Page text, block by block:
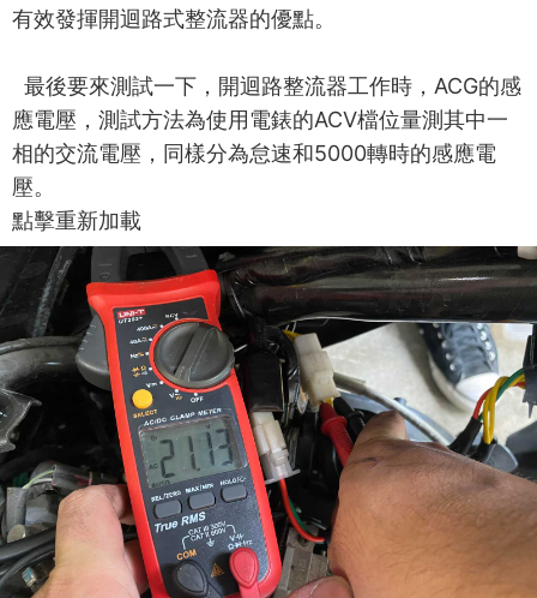
有效發揮開迴路式整流器的優點。
最後要來測試一下，開迴路整流器工作時， ACG的感
應電壓，測試方法為使用電錶的ACV檔位量測其中一
相的交流電壓，同樣分為怠速和5000轉時的感應電
壓。
點擊重新加載